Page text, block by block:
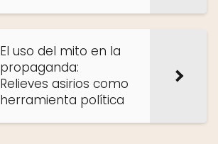
El uso del mito en la
propaganda:
Relieves asirios como
herramienta política